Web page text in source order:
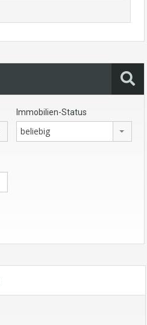
Immobilien-Status
beliebig